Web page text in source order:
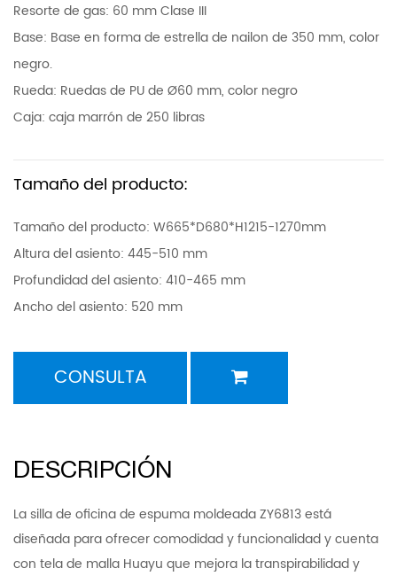
Resorte de gas: 60 mm Clase III
Base: Base en forma de estrella de nailon de 350 mm, color
negro.
Rueda: Ruedas de PU de Ø60 mm, color negro
Caja: caja marrón de 250 libras
Tamaño del producto:
Tamaño del producto: W665*D680*H1215-1270mm
Altura del asiento: 445-510 mm
Profundidad del asiento: 410-465 mm
Ancho del asiento: 520 mm
CONSULTA
DESCRIPCIÓN
La silla de oficina de espuma moldeada ZY6813 está
diseñada para ofrecer comodidad y funcionalidad y cuenta
con tela de malla Huayu que mejora la transpirabilidad y